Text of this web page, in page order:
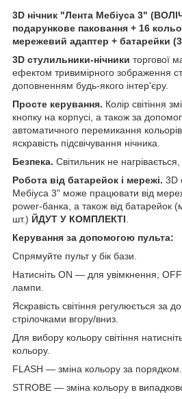
3D нічник "Лента Мебіуса 3"
подарункове паковання + 16
мережевий адаптер + батарейки
3D стулильники-нічники торгової
ефектом тривимірного зображення
доповненням будь-якого інтер'єру.
Просте керування. Колір світіння
кнопку на корпусі, а також за
автоматичного перемикання
яскравість підсвічування нічника.
Безпека. Світильник не
Робота від батарейок і мережі. 3D
Мебіуса 3" може працювати від
power-банка, а також від батарейок
шт.) ЙДУТ У КОМПЛЕКТІ
Керування за допомогою пульта:
Спрямуйте пульт у бік бази.
Натисніть ON — для увімкнення,
лампи.
Яскравість світіння регулюється за
стрілочками вгору/вниз.
Для вибору кольору світіння
кольору.
FLASH — зміна кольору за порядком.
STROBE — зміна кольору в